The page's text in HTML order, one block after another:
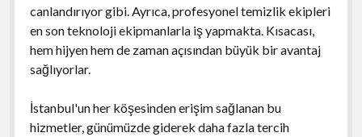
canlandırıyor gibi. Ayrıca, profesyonel temizlik ekipleri
en son teknoloji ekipmanlarla iş yapmakta. Kısacası,
hem hijyen hem de zaman açısından büyük bir avantaj
sağlıyorlar.
İstanbul'un her köşesinden erişim sağlanan bu
hizmetler, günümüzde giderek daha fazla tercih